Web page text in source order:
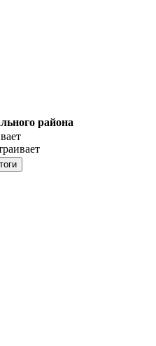
района